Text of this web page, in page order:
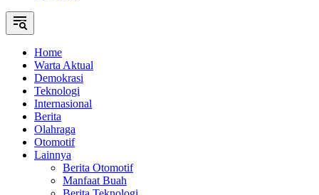
Home
Warta Aktual
Demokrasi
Teknologi
Internasional
Berita
Olahraga
Otomotif
Lainnya
Berita Otomotif
Manfaat Buah